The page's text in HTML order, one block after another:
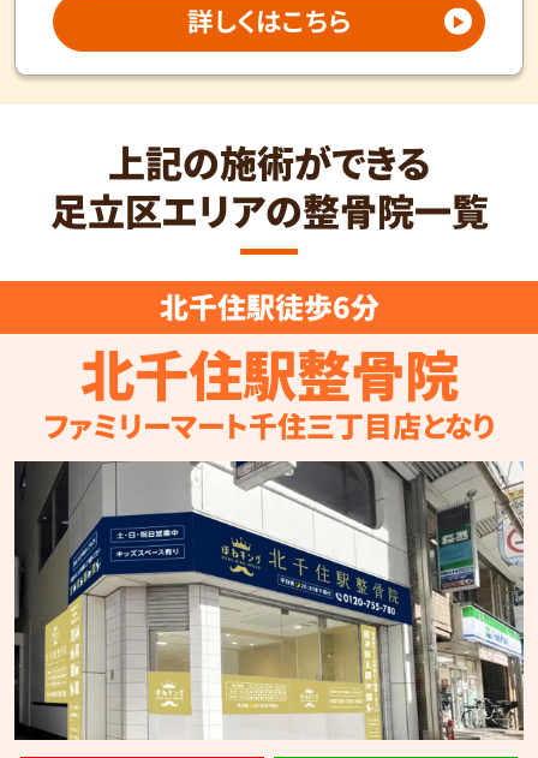
詳しくはこちら
上記の施術ができる
足立区エリアの整骨院一覧
北千住駅徒歩6分
北千住駅整骨院
ファミリーマート千住三丁目店となり